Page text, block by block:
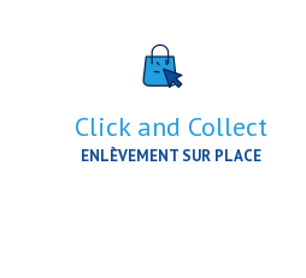
Click and Collect
ENLÈVEMENT SUR PLACE